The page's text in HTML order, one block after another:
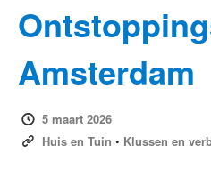
Amsterdam
5 maart 2026
Huis en Tuin • Klussen en